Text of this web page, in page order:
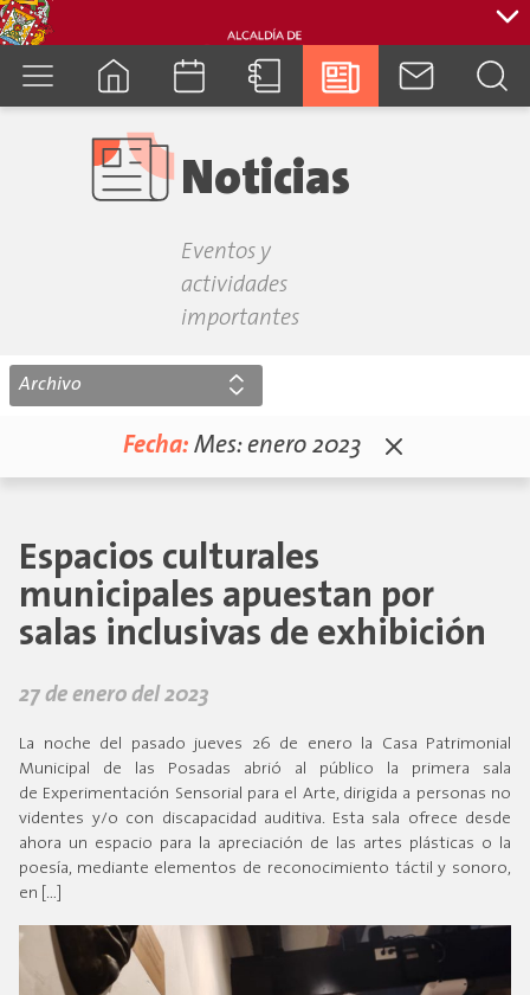
Noticias
Eventos y
actividades
importantes
Fecha: Mes:enero 2023
Espacios culturales
municipales apuestan por
salas inclusivas de exhibición
27 de enero del 2023
La noche del pasado jueves 26 de enero la Casa Patrimonial
Municipal de las Posadas abrió al público la primera sala
de Experimentación Sensorial para el Arte, dirigida a personas no
videntes y/o con discapacidad auditiva. Esta sala ofrece desde
ahora un espacio para la apreciación de las artes plásticas o la
poesía, mediante elementos de reconocimiento táctil y sonoro,
en […]
Archivo